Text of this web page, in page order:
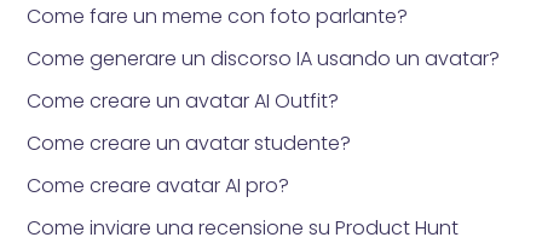
Come fare un meme con foto parlante?
Come generare un discorso IA usando un avatar?
Come creare un avatar AI Outfit?
Come creare un avatar studente?
Come creare avatar AI pro?
Come inviare una recensione su Product Hunt